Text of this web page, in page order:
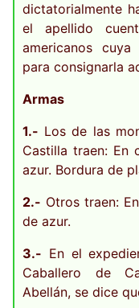
dictatorialmente
el apellido
americanos
para consignarla
Armas
1.- Los de las
Castilla traen: En
azur. Bordura de
2.- Otros traen:
de azur.
3.- En el
Caballero de
Abellán, se dice